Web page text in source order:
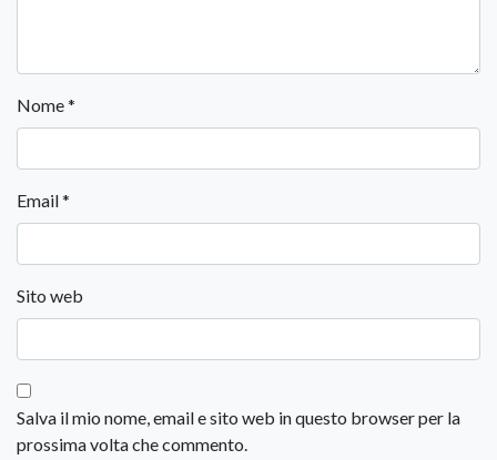
Nome*
Email*
Sito web
Salva il mio nome, email e sito web in questo browser per la
prossima volta che commento.